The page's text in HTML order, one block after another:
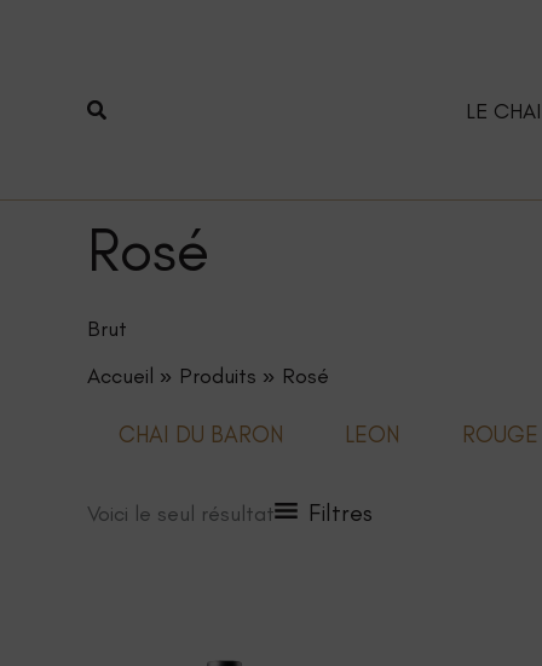
Rechercher LE CHAI
Rosé
Brut
Accueil
Produits Rosé
CHAI DU BARON LEON ROUGE
Voici le seul résultat Filtres